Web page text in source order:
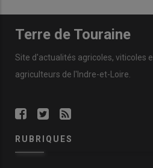
Terre de Touraine
Site d'actualités agricoles, viticoles
agriculteurs de l'Indre-et-Loire.
RUBRIQUES